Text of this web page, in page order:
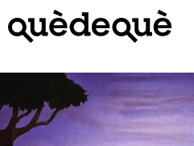
contingut